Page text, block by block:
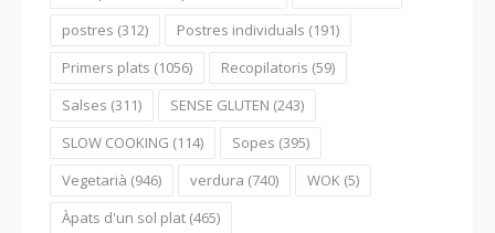
postres (312) Postres individuals (191)
Primers plats (1056) Recopilatoris (59)
Salses (311) SENSE GLUTEN (243)
SLOW COOKING (114) Sopes (395)
Vegetarià (946) verdura (740) WOK (5)
Àpats d'un sol plat (465)